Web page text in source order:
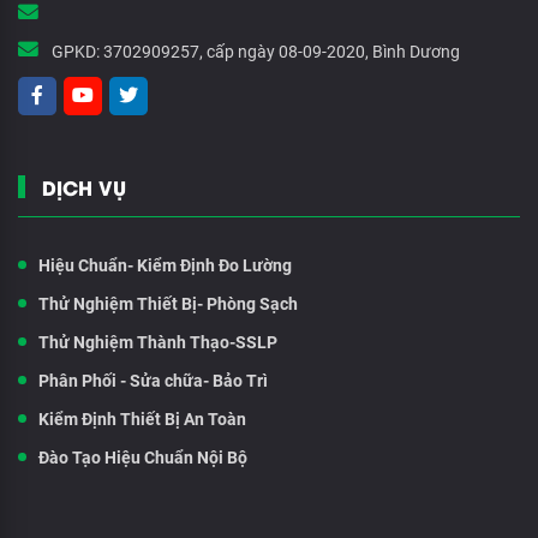
GPKD:3702909257, cấp ngày 08-09-2020, Bình Dương
DỊCH VỤ
Hiệu Chuẩn- Kiểm Định Đo Lường
Thử Nghiệm Thiết Bị- Phòng Sạch
Thử Nghiệm Thành Thạo-SSLP
Phân Phối - Sửa chữa- Bảo Trì
Kiểm Định Thiết Bị An Toàn
Đào Tạo Hiệu Chuẩn Nội Bộ